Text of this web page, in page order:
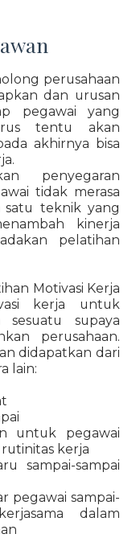
perusahaan
dan urusan
pegawai yang
tentu akan
akhirnya bisa
penyegaran
tidak merasa
satu teknik yang
kinerja
pelatihan
Motivasi Kerja
kerja untuk
supaya
perusahaan.
didapatkan dari
lain:
untuk pegawai
kerja
sampai-sampai
sampai-
dalam